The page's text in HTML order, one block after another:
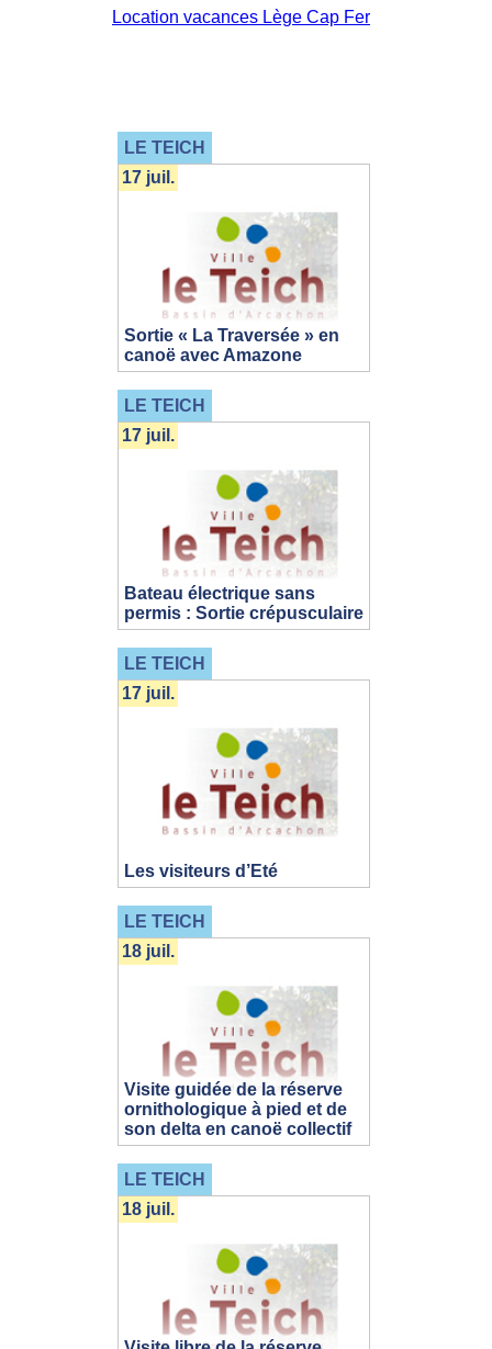
LE TEICH
Sortie « La Traversée » en
canoë avec Amazone
17 juil.
LE TEICH
Bateau électrique sans
permis : Sortie crépusculaire
17 juil.
LE TEICH
Les visiteurs d’Eté
17 juil.
LE TEICH
Visite guidée de la réserve
ornithologique à pied et de
son delta en canoë collectif
18 juil.
LE TEICH
18 juil.